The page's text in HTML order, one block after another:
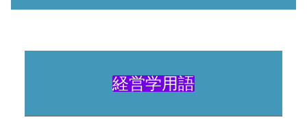
経営学用語